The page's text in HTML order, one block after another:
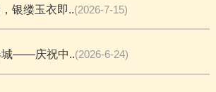
银缕玉衣即..(2026-7-15)
城——庆祝中..(2026-6-24)